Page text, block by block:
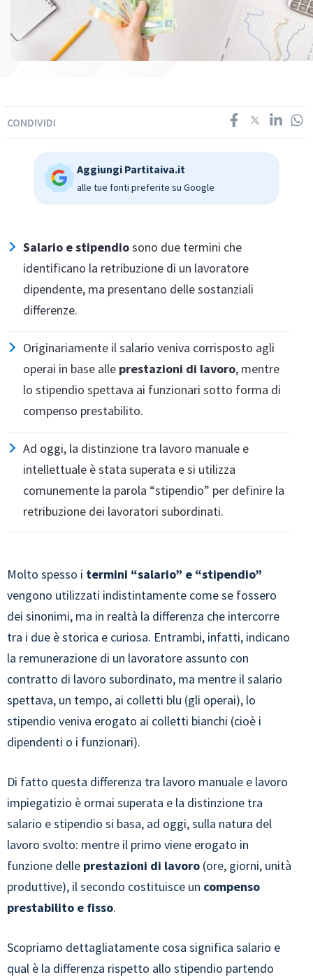
CONDIVIDI
Aggiungi Partitaiva.it
alle tue fonti preferite su Google
Salario e stipendiosono due termini che
identificano la retribuzione di un lavoratore
dipendente, ma presentano delle sostanziali
differenze.
Originariamente il salario veniva corrisposto agli
operai in base alle prestazioni di lavoro, mentre
lo stipendio spettava ai funzionari sotto forma di
compenso prestabilito.
Ad oggi, la distinzione tra lavoro manuale e
intellettuale è stata superata e si utilizza
comunemente la parola “stipendio” per definire la
retribuzione dei lavoratori subordinati.
Molto spesso i termini “salario” e “stipendio”
vengono utilizzati indistintamente come se fossero
dei sinonimi, ma in realtà la differenza che intercorre
tra i due è storica e curiosa. Entrambi, infatti, indicano
la remunerazione di un lavoratore assunto con
contratto di lavoro subordinato, ma mentre il salario
spettava, un tempo, ai colletti blu (gli operai), lo
stipendio veniva erogato ai colletti bianchi (cioè i
dipendenti o i funzionari).
Di fatto questa differenza tra lavoro manuale e lavoro
impiegatizio è ormai superata e la distinzione tra
salario e stipendio si basa, ad oggi, sulla natura del
lavoro svolto: mentre il primo viene erogato in
funzione delle prestazioni di lavoro (ore, giorni, unità
produttive), il secondo costituisce un compenso
prestabilito e fisso.
Scopriamo dettagliatamente cosa significa salario e
qual è la differenza rispetto allo stipendio partendo